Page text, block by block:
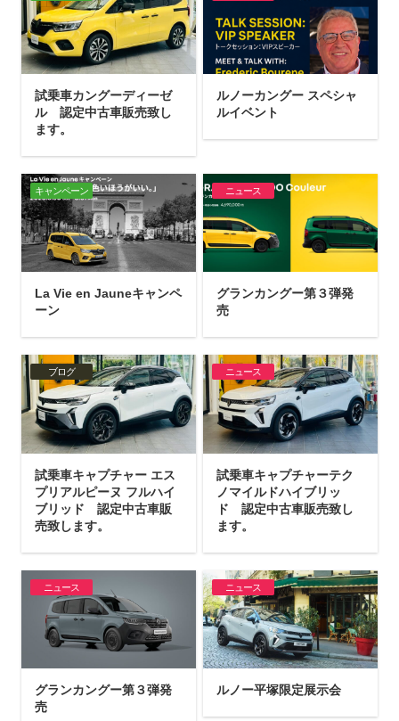
試乗車カングーディーゼ
ル 認定中古車販売致し
ます。
ルノーカングー スペシャ
ルイベント
キャンペーン
La Vie en Jauneキャンペ
ーン
ニュース
グランカングー第３弾発
売
ブログ
試乗車キャプチャー エス
プリアルピーヌ フルハイ
ブリッド 認定中古車販
売致します。
ニュース
試乗車キャプチャーテク
ノマイルドハイブリッ
ド 認定中古車販売致し
ます。
ニュース
グランカングー第３弾発
売
ニュース
ルノー平塚限定展示会